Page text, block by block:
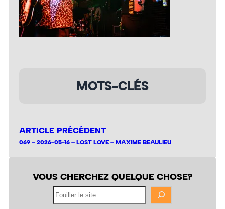
MOTS-CLÉS
ARTICLE PRÉCÉDENT
069 – 2026-05-16 – LOST LOVE – MAXIME BEAULIEU
VOUS CHERCHEZ QUELQUE CHOSE?